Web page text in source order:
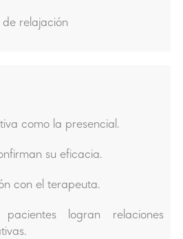
relajación
como la presencial.
su eficacia.
con el terapeuta.
logran relaciones